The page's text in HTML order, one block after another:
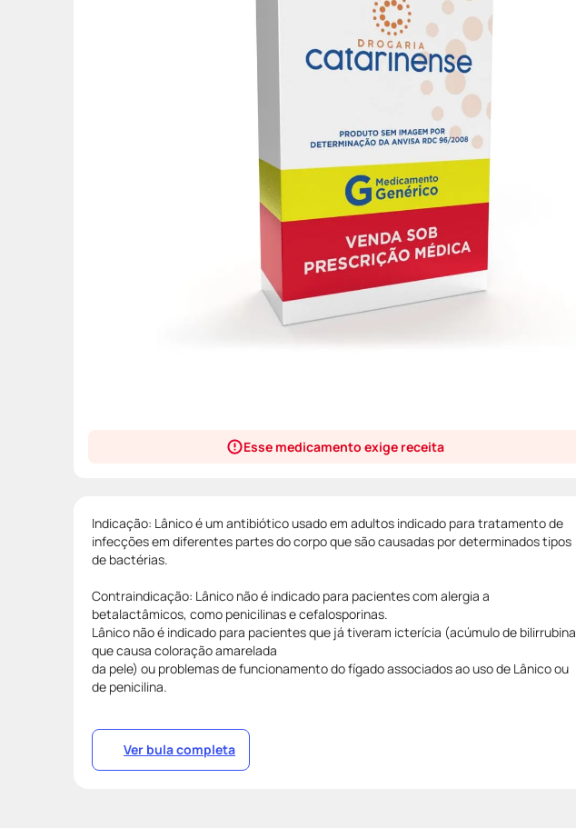
Esse medicamento exige receita
Indicação: Lânico é um antibiótico usado em adultos indicado para tratamento de
infecções em diferentes partes do corpo que são causadas por determinados tipos
de bactérias.
Contraindicação: Lânico não é indicado para pacientes com alergia a
betalactâmicos, como penicilinas e cefalosporinas.
Lânico não é indicado para pacientes que já tiveram icterícia (acúmulo de bilirrubina
que causa coloração amarelada
da pele) ou problemas de funcionamento do fígado associados ao uso de Lânico ou
de penicilina.
Ver bula completa